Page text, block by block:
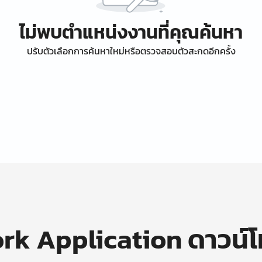
ไม่พบตำแหน่งงานที่คุณค้นหา
ปรับตัวเลือกการค้นหาใหม่หรือตรวจสอบตัวสะกดอีกครั้ง
Application ดาวน์